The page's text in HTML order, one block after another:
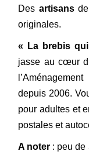
Des artisansde
originales.
« La brebis
jasse au cœur
depuis 2006.
pour adultes et
postales et
A noter : peu de